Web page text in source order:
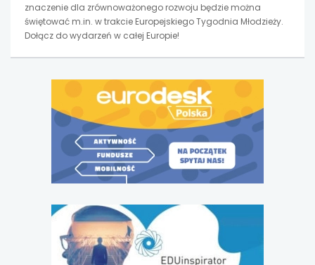
znaczenie dla zrównoważonego rozwoju będzie można
świętować m.in. w trakcie Europejskiego Tygodnia Młodzieży.
Dołącz do wydarzeń w całej Europie!
otwiera
się